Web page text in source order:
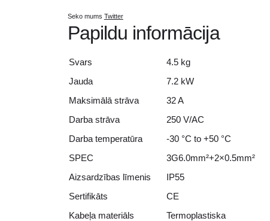
Seko mums Twitter
Papildu informācija
Svars
4.5 kg
Jauda
7.2 kW
Maksimālā strāva
32 A
Darba strāva
250 V/AC
Darba temperatūra
-30 °C to +50 °C
SPEC
3G6.0mm²+2×0.5mm²
Aizsardzības līmenis
IP55
Sertifikāts
CE
Kabeļa materiāls
Termoplastiska